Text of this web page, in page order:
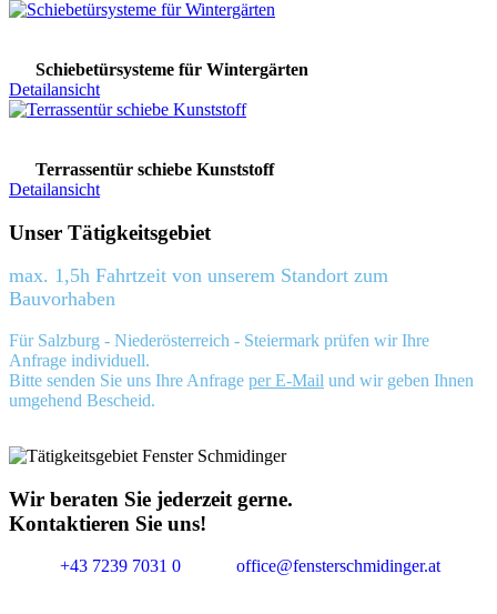
Schiebetürsysteme für Wintergärten
Detailansicht
Terrassentür schiebe Kunststoff
Detailansicht
Unser Tätigkeitsgebiet
max. 1,5h Fahrtzeit von unserem Standort zum
Bauvorhaben
Für Salzburg - Niederösterreich - Steiermark prüfen wir Ihre
Anfrage individuell.
Bitte senden Sie uns Ihre Anfrage per E-Mail und wir geben Ihnen
umgehend Bescheid.
Wir beraten Sie jederzeit gerne.
Kontaktieren Sie uns!
+43 7239 7031 0 office@fensterschmidinger.at